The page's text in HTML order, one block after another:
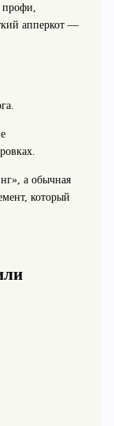
профи,
апперкот —
а обычная
который